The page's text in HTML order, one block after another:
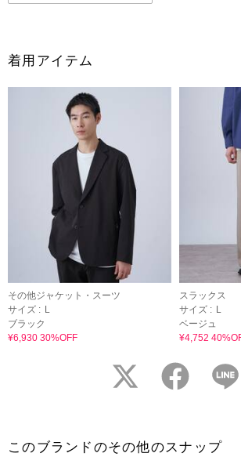
着用アイテム
その他ジャケット・スーツ
サイズ : L
ブラック
¥6,930 30%OFF
スラックス
サイズ : L
ベージュ
¥4,752
twitter facebook
このブランドのその他のスナップ